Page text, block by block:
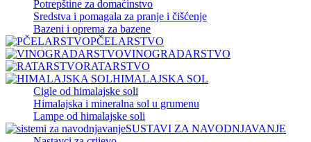
Potrepštine za domaćinstvo
Sredstva i pomagala za pranje i čišćenje
Bazeni i oprema za bazene
PČELARSTVO
VINOGRADARSTVO
RATARSTVO
HIMALAJSKA SOL
Cigle od himalajske soli
Himalajska i mineralna sol u grumenu
Lampe od himalajske soli
SUSTAVI ZA NAVODNJAVANJE